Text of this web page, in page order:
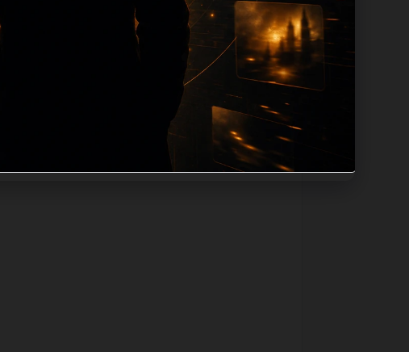
题图、alt、title和推荐链接，确保页面既能被搜
不同问题角度。栏目页则保留清晰入口，方便后